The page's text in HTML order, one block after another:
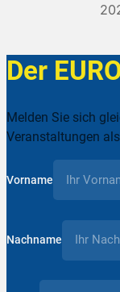
Der
Melden Sie sich
Veranstaltungen
Vorname
Nachname